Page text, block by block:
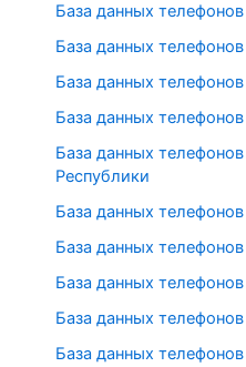
База данных телефонов
База данных телефонов
База данных телефонов
База данных
База данных
Республики
База данных
База данных
База данных
База данных
База данных